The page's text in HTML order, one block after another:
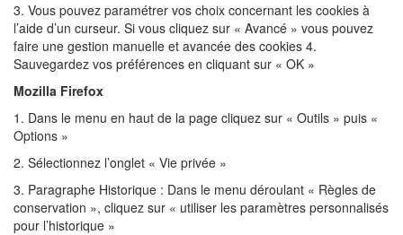
3. Vous pouvez paramétrer vos choix concernant les cookies à
l’aide d’un curseur. Si vous cliquez sur « Avancé » vous pouvez
faire une gestion manuelle et avancée des cookies 4.
Sauvegardez vos préférences en cliquant sur « OK »
Mozilla Firefox
1. Dans le menu en haut de la page cliquez sur « Outils » puis «
Options »
2. Sélectionnez l’onglet « Vie privée »
3. Paragraphe Historique : Dans le menu déroulant « Règles de
conservation », cliquez sur « utiliser les paramètres personnalisés
pour l’historique »